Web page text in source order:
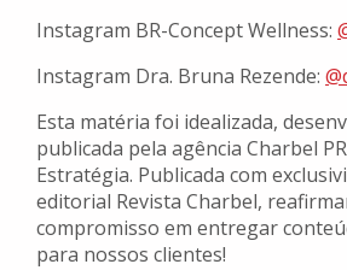
Instagram BR-Concept Wellness:
Instagram Dra. Bruna Rezende:
Esta matéria foi idealizada,
publicada pela agência Charbel
Estratégia. Publicada com
editorial Revista Charbel,
compromisso em entregar
para nossos clientes!